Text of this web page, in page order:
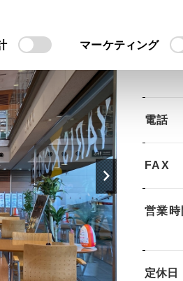
マーケティング
住所
電話
FAX
営業時
定休日